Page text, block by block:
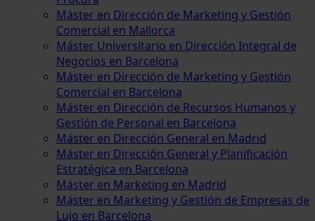
Máster en Dirección de Marketing y Gestión
Comercial en Mallorca
Máster Universitario en Dirección Integral de
Negocios en Barcelona
Máster en Dirección de Marketing y Gestión
Comercial en Barcelona
Máster en Dirección de Recursos Humanos y
Gestión de Personal en Barcelona
Máster en Dirección General en Madrid
Máster en Dirección General y Planificación
Estratégica en Barcelona
Máster en Marketing en Madrid
Máster en Marketing y Gestión de Empresas de
Lujo en Barcelona